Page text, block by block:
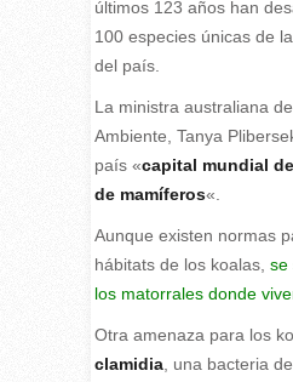
últimos 123 años han
100 especies únicas de
del país.
La ministra australiana
Ambiente, Tanya
país «capital mundial
de mamíferos«.
Aunque existen normas
hábitats de los koalas, se
los matorrales donde
Otra amenaza para los
clamidia, una bacteria